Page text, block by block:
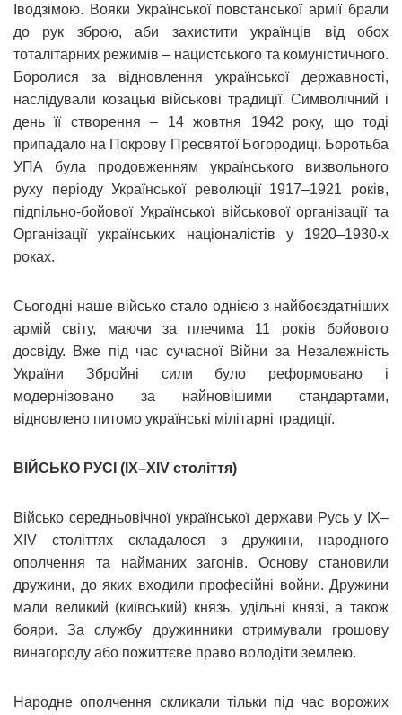
Іводзімою. Вояки Української повстанської армії брали
до рук зброю, аби захистити українців від обох
тоталітарних режимів – нацистського та комуністичного.
Боролися за відновлення української державності,
наслідували козацькі військові традиції. Символічний і
день її створення – 14 жовтня 1942 року, що тоді
припадало на Покрову Пресвятої Богородиці. Боротьба
УПА була продовженням українського визвольного
руху періоду Української революції 1917–1921 років,
підпільно-бойової Української військової організації та
Організації українських націоналістів у 1920–1930-х
роках.
Сьогодні наше військо стало однією з найбоєздатніших
армій світу, маючи за плечима 11 років бойового
досвіду. Вже під час сучасної Війни за Незалежність
України Збройні сили було реформовано і
модернізовано за найновішими стандартами,
відновлено питомо українські мілітарні традиції.
ВІЙСЬКО РУСІ (ІХ–XIV століття)
Військо середньовічної української держави Русь у ІХ–
XIV століттях складалося з дружини, народного
ополчення та найманих загонів. Основу становили
дружини, до яких входили професійні войни. Дружини
мали великий (київський) князь, удільні князі, а також
бояри. За службу дружинники отримували грошову
винагороду або пожиттєве право володіти землею.
Народне ополчення скликали тільки під час ворожих